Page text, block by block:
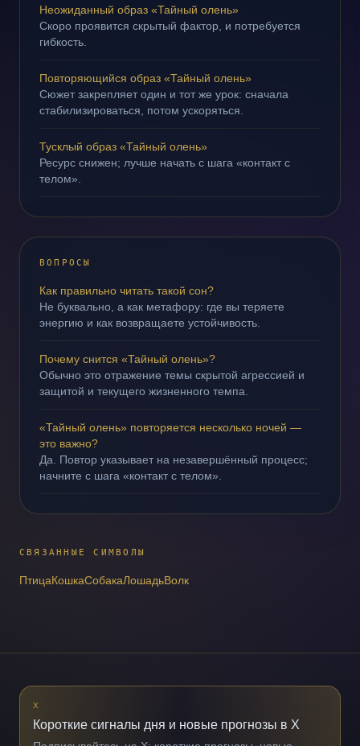
Неожиданный образ «Тайный олень»
Скоро проявится скрытый фактор, и потребуется
гибкость.
Повторяющийся образ «Тайный олень»
Сюжет закрепляет один и тот же урок: сначала
стабилизироваться, потом ускоряться.
Тусклый образ «Тайный олень»
Ресурс снижен; лучше начать с шага «контакт с
телом».
ВОПРОСЫ
Как правильно читать такой сон?
Не буквально, а как метафору: где вы теряете
энергию и как возвращаете устойчивость.
Почему снится «Тайный олень»?
Обычно это отражение темы скрытой агрессией и
защитой и текущего жизненного темпа.
«Тайный олень» повторяется несколько ночей —
это важно?
Да. Повтор указывает на незавершённый процесс;
начните с шага «контакт с телом».
СВЯЗАННЫЕ СИМВОЛЫ
ПтицаКошкаСобакаЛошадьВолк
X
Короткие сигналы дня и новые прогнозы в X